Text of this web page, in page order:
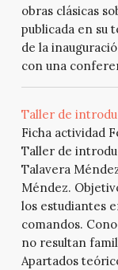
obras clásicas
publicada en su
de la
con una
Taller de
Ficha actividad
Taller de
Talavera
Méndez.
los estudiantes
comandos.
no resultan
Apartados